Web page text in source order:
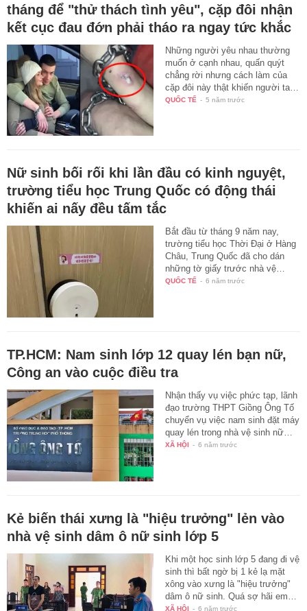
tháng để "thử thách tình yêu", cặp đôi nhận
kết cục đau đớn phải tháo ra ngay tức khắc
Những người yêu nhau thường
muốn ở cạnh nhau, quấn quýt
chẳng rời nhưng cách làm của
cặp đôi này thật khiến người ta…
QUỐC TẾ - 5 năm trước
Nữ sinh bối rối khi lần đầu có kinh nguyệt,
trường tiểu học Trung Quốc có động thái
khiến ai nấy đều tấm tắc
Bắt đầu từ tháng 9 năm nay,
trường tiểu học Thời Đại ở Hàng
Châu, Trung Quốc đã cho dán
những tờ giấy trước nhà vệ…
QUỐC TẾ - 6 năm trước
TP.HCM: Nam sinh lớp 12 quay lén bạn nữ,
Công an vào cuộc điều tra
Nhận thấy vụ việc phức tạp, lãnh
đạo trường THPT Giồng Ông Tố
chuyển vụ việc nam sinh đặt máy
quay lén trong nhà vệ sinh nữ…
XÃ HỘI - 6 năm trước
Kẻ biến thái xưng là "hiệu trưởng" lẻn vào
nhà vệ sinh dâm ô nữ sinh lớp 5
Khi một học sinh lớp 5 đang đi vệ
sinh thì bất ngờ bị 1 kẻ lạ mặt
xông vào xưng là "hiệu trưởng"
dâm ô nữ sinh. Quá sợ hãi em…
XÃ HỘI - 6 năm trước